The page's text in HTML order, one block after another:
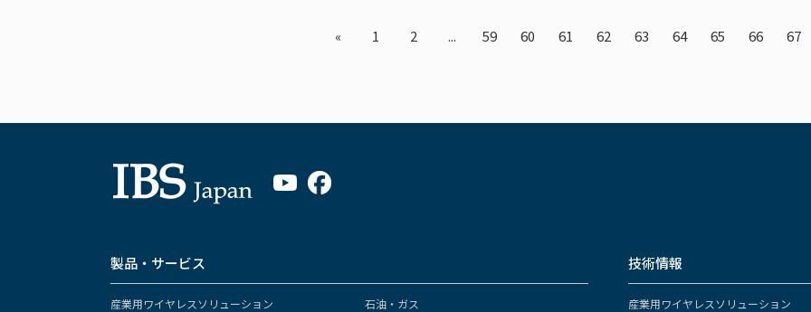
« 1 2 ... 59 60 61 62 63 64 65 66 67
製品・サービス
産業用ワイヤレスソリューション
石油・ガス
技術情報
産業用ワイヤレスソリューション